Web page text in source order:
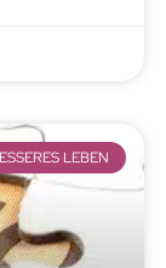
LEBEN